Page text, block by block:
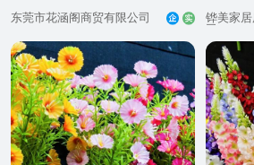
东莞市花涵阁商贸有限公司
司